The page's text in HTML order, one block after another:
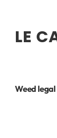
LE
Weed